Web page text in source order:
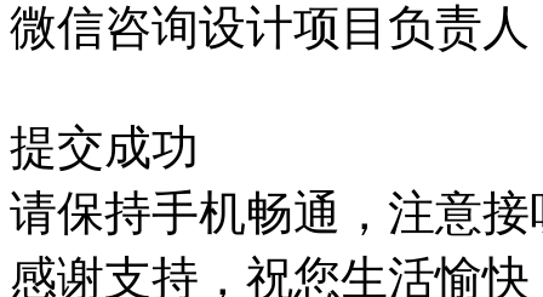
微信咨询设计项目负责人
提交成功
请保持手机畅通，注意
感谢支持，祝您生活愉快